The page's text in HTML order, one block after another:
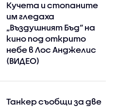
Кучета и стопаните
им гледаха
„Въздушният Бъд“ на
кино под открито
небе в Лос Анджелис
(ВИДЕО)
Танкер съобщи за две